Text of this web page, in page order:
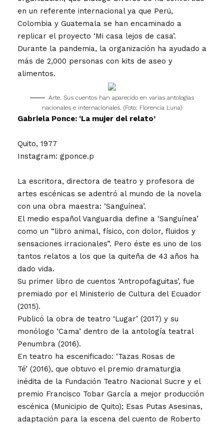
en un referente internacional ya que Perú,
Colombia y Guatemala se han encaminado a
replicar el proyecto ‘Mi casa lejos de casa’.
Durante la pandemia, la organización ha ayudado a
más de 2,000 personas con kits de aseo y
alimentos.
Arte. Sus cuentos han aparecido en varias antologías
nacionales e internacionales. (Foto: Florencia Luna)
Gabriela Ponce: ‘La mujer del relato’
Quito, 1977
Instagram: gponce.p
La escritora, directora de teatro y profesora de
artes escénicas se adentró al mundo de la novela
con una obra maestra: ‘Sanguínea’.
El medio español Vanguardia define a ‘Sanguínea’
como un “libro animal, físico, con dolor, fluidos y
sensaciones irracionales”. Pero éste es uno de los
tantos relatos a los que la quiteña de 43 años ha
dado vida.
Su primer libro de cuentos ‘Antropofaguitas’, fue
premiado por el Ministerio de Cultura del Ecuador
(2015).
Publicó la obra de teatro ‘Lugar’ (2017) y su
monólogo ‘Cama’ dentro de la antología teatral
Penumbra (2016).
En teatro ha escenificado: ‘Tazas Rosas de
Té’ (2016), que obtuvo el premio dramaturgia
inédita de la Fundación Teatro Nacional Sucre y el
premio Francisco Tobar García a mejor producción
escénica (Municipio de Quito); Esas Putas Asesinas,
adaptación para la escena del cuento de Roberto